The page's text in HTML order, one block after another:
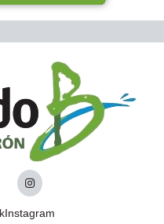
Instagram